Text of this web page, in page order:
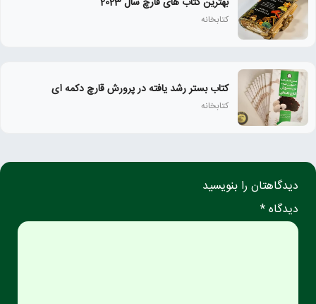
کتابخانه
کتاب بستر رشد یافته در پرورش قارچ دکمه ای
کتابخانه
دیدگاهتان را بنویسید
دیدگاه *